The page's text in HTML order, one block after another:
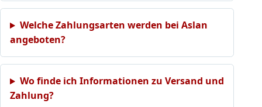
Welche Zahlungsarten werden bei Aslan
angeboten?
Wo finde ich Informationen zu Versand und
Zahlung?